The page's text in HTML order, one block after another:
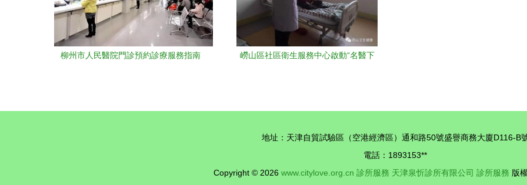
柳州市人民醫院門診預約診療服務指南
嶗山區社區衛生服務中心啟動“名醫下
地址：天津自貿試驗區（空港經濟區）通和路50號盛譽商務大廈D116-B
電話：1893153**
Copyright © 2026 www.citylove.org.cn 診所服務 天津泉忻診所有限公司 診所服務 版